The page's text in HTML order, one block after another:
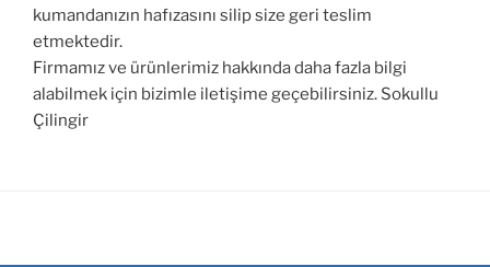
kumandanızın hafızasını silip size geri teslim
etmektedir.
Firmamız ve ürünlerimiz hakkında daha fazla bilgi
alabilmek için bizimle iletişime geçebilirsiniz. Sokullu
Çilingir